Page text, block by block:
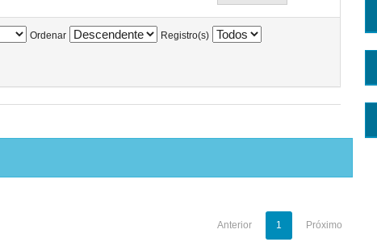
Ordenar Registro(s)
Anterior 1 Próximo